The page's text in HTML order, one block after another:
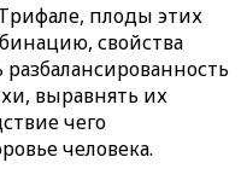
плоды этих
свойства
выравнять их
чего
человека.